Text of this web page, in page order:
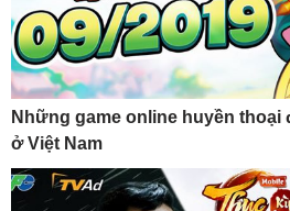
Những game online huyền thoại
ở Việt Nam